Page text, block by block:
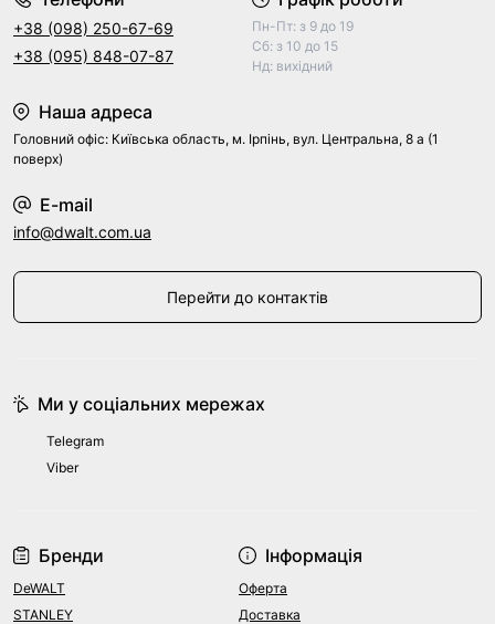
+38 (098) 250-67-69
+38 (095) 848-07-87
Пн-Пт: з 9 до 19
Сб: з 10 до 15
Нд: вихідний
Наша адреса
Головний офіс: Київська область, м. Ірпінь, вул. Центральна, 8 а (1
поверх)
E-mail
info@dwalt.com.ua
Перейти до контактів
Бренди
DeWALT
STANLEY
Інформація
Оферта
Доставка
Ми у соціальних мережах
Telegram
Viber